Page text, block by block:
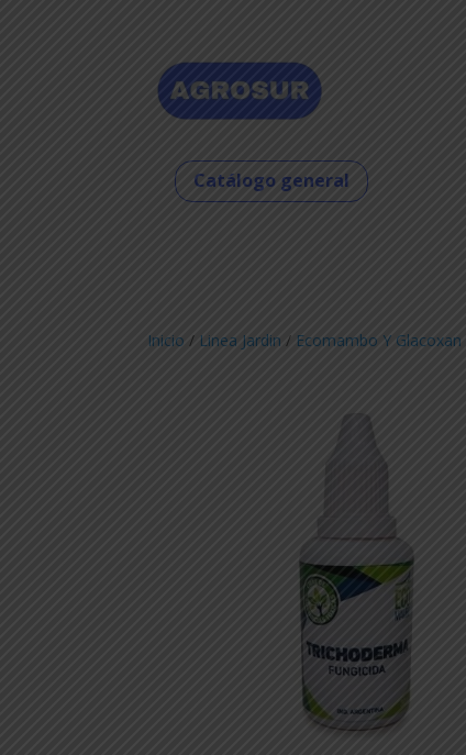
Catálogo general
Inicio / Linea Jardin / Ecomambo Y Glacoxan